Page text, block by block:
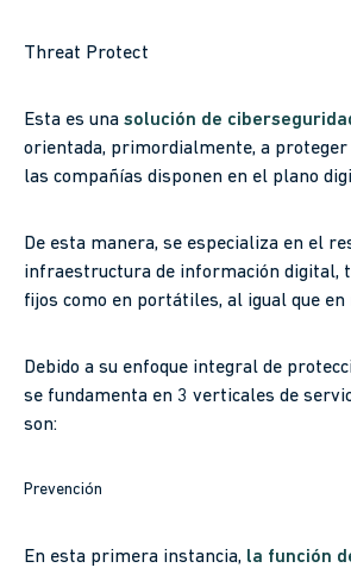
Threat Protect
Esta es una solución de
orientada, primordialmente, a proteger
las compañías disponen en el plano
De esta manera, se especializa en el
infraestructura de información digital,
fijos como en portátiles, al igual que en
Debido a su enfoque integral de
se fundamenta en 3 verticales de
son:
Prevención
En esta primera instancia, la función